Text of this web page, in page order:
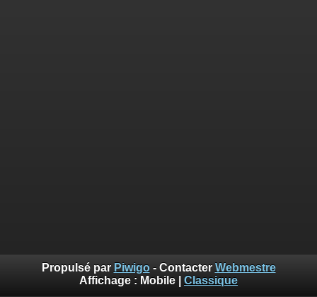
Propulsé par Piwigo- Contacter Webmestre
Affichage : Mobile Classique